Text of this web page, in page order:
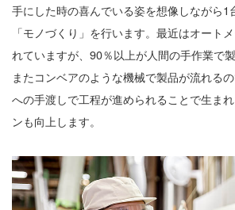
手にした時の喜んでいる姿を想像しながら1
「モノづくり」を行います。最近はオート
れていますが、90％以上が人間の手作業で製
またコンベアのような機械で製品が流れる
への手渡しで工程が進められることで生ま
ンも向上します。